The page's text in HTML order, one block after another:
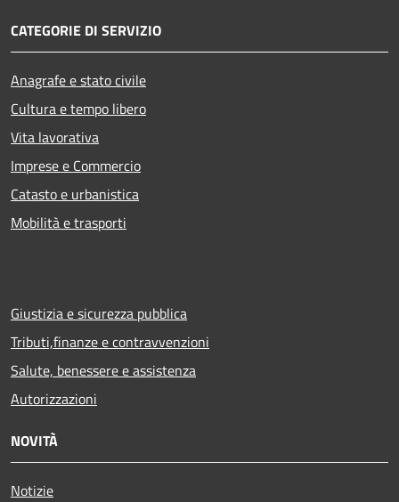
CATEGORIE DI SERVIZIO
Anagrafe e stato civile
Cultura e tempo libero
Vita lavorativa
Imprese e Commercio
Catasto e urbanistica
Mobilità e trasporti
Giustizia e sicurezza pubblica
Tributi,finanze e contravvenzioni
Salute, benessere e assistenza
Autorizzazioni
NOVITÀ
Notizie